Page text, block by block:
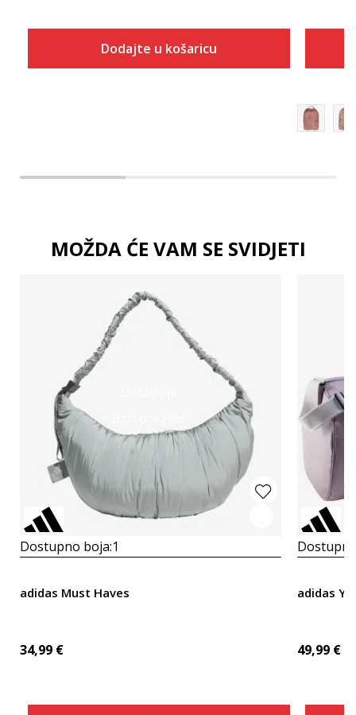
Dodajte u košaricu
MOŽDA ĆE VAM SE SVIDJETI
Dostupno boja:1
adidas Must Haves
34,99 €
adidas
49,99 €